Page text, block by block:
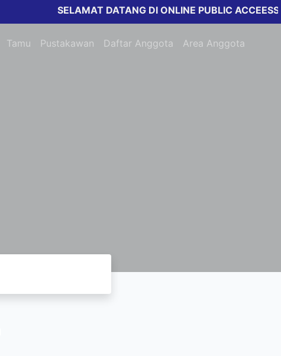
SELAMAT DATANG DI ONLINE PUBLIC ACCEESS
Tamu Pustakawan Daftar Anggota Area Anggota